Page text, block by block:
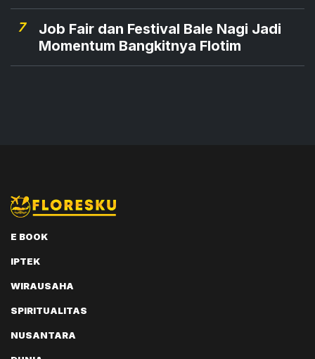
7
Job Fair dan Festival Bale Nagi Jadi
Momentum Bangkitnya Flotim
E BOOK
IPTEK
WIRAUSAHA
SPIRITUALITAS
NUSANTARA